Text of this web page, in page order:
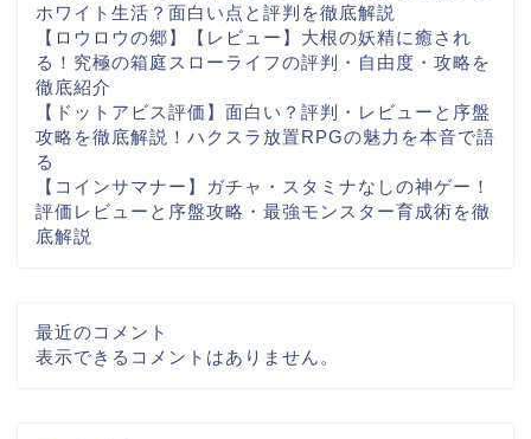
ホワイト生活？面白い点と評判を徹底解説
【ロウロウの郷】【レビュー】大根の妖精に癒され
る！究極の箱庭スローライフの評判・自由度・攻略を
徹底紹介
【ドットアビス評価】面白い？評判・レビューと序盤
攻略を徹底解説！ハクスラ放置RPGの魅力を本音で語
る
【コインサマナー】ガチャ・スタミナなしの神ゲー！
評価レビューと序盤攻略・最強モンスター育成術を徹
底解説
最近のコメント
表示できるコメントはありません。